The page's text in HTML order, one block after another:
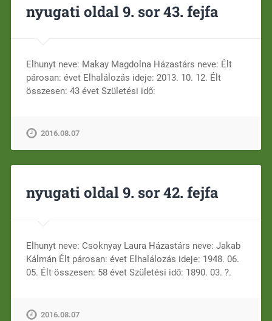
nyugati oldal 9. sor 43. fejfa
Elhunyt neve: Makay Magdolna Házastárs neve: Élt
párosan: évet Elhalálozás ideje: 2013. 10. 12. Élt
összesen: 43 évet Születési idő:
2016.08.07
nyugati oldal 9. sor 42. fejfa
Elhunyt neve: Csoknyay Laura Házastárs neve: Jakab
Kálmán Élt párosan: évet Elhalálozás ideje: 1948. 06.
05. Élt összesen: 58 évet Születési idő: 1890. 03. ?.
2016.08.07